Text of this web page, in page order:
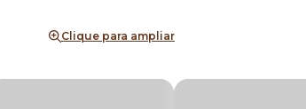
Clique para ampliar